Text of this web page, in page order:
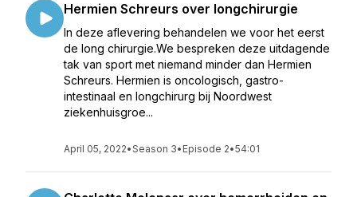
Hermien Schreurs over longchirurgie
In deze aflevering behandelen we voor het eerst
de long chirurgie.We bespreken deze uitdagende
tak van sport met niemand minder dan Hermien
Schreurs. Hermien is oncologisch, gastro-
intestinaal en longchirurg bij Noordwest
ziekenhuisgroe...
April 05, 2022•Season 3• Episode 2•54:01